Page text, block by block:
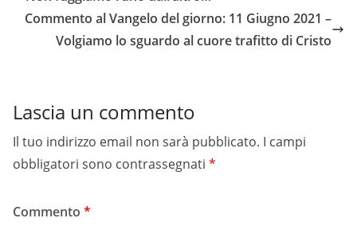
Commento al Vangelo del giorno: 11 Giugno 2021 –
Volgiamo lo sguardo al cuore trafitto di Cristo
Lascia un commento
Il tuo indirizzo email non sarà pubblicato. I campi
obbligatori sono contrassegnati *
Commento *